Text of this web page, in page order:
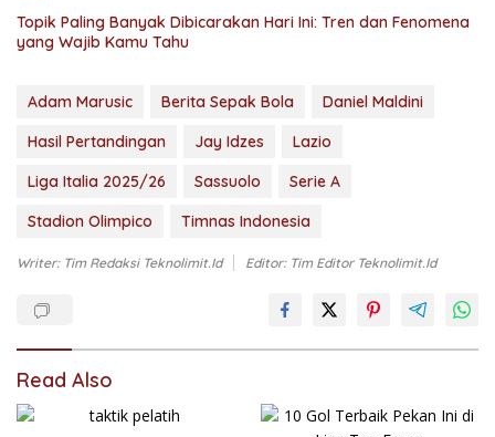
Topik Paling Banyak Dibicarakan Hari Ini: Tren dan Fenomena
yang Wajib Kamu Tahu
Adam Marusic Berita Sepak Bola
Daniel Maldini
Hasil Pertandingan
Jay Idzes
Lazio
Liga Italia 2025/26
Sassuolo
Serie A
Stadion Olimpico
Timnas Indonesia
Writer: Tim Redaksi Teknolimit.id Editor: Tim Editor Teknolimit.id
Read Also